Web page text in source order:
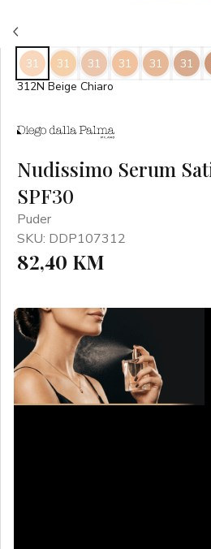
Nudissimo Serum
SPF30
Puder
SKU: DDP107312
82,40 KM
31 31 31 31 31 31
312N Beige Chiaro